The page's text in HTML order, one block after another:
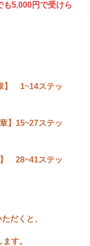
5,000円で受けら
】 1~14ステッ
】 15~27ステッ
】 28~41ステッ
だくと、
す。